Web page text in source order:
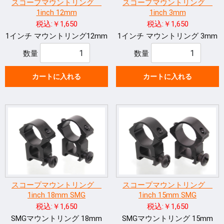
スコープマウントリング
1inch 12mm
税込:￥1,650
1インチ マウントリング12mm
数量
カートに入れる
スコープマウントリング
1inch 3mm
税込:￥1,650
1インチ マウントリング 3mm
数量
カートに入れる
スコープマウントリング
1inch 18mm SMG
税込:￥1,650
SMGマウントリング 18mm
スコープマウントリング
1inch 15mm SMG
税込:￥1,650
SMGマウントリング 15mm